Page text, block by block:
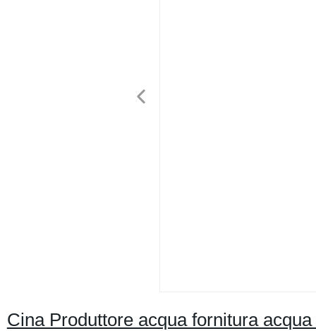
Cina Produttore acqua fornitura